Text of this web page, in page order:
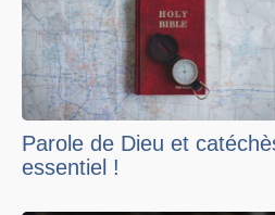
Parole de Dieu et
essentiel !